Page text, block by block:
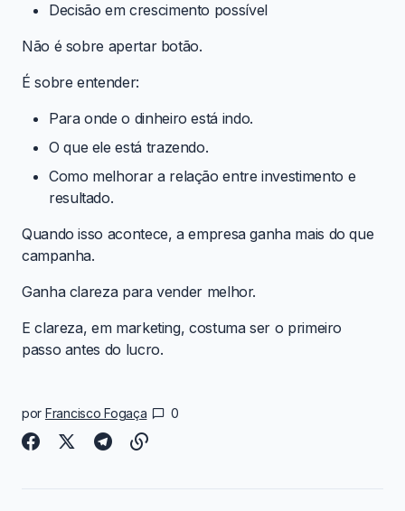
Decisão em crescimento possível
Não é sobre apertar botão.
É sobre entender:
Para onde o dinheiro está indo.
O que ele está trazendo.
Como melhorar a relação entre investimento e
resultado.
Quando isso acontece, a empresa ganha mais do que
campanha.
Ganha clareza para vender melhor.
E clareza, em marketing, costuma ser o primeiro
passo antes do lucro.
por Francisco Fogaça 0